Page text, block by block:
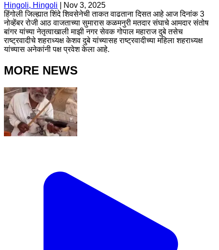
Hingoli, Hingoli
Nov 3, 2025
हिंगोली जिल्ह्यात शिंदे शिवसेनेची ताकत वाढताना दिसत आहे आज दिनांक 3
नोव्हेंबर रोजी आठ वाजताच्या सुमारास कळमनुरी मतदार संघाचे आमदार संतोष
बांगर यांच्या नेतृत्वाखाली माझी नगर सेवक गोपाल महाराज दुबे तसेच
राष्ट्रवादीचे शहराध्यक्ष केशव दुबे यांच्यासह राष्ट्रवादीच्या महिला शहराध्यक्ष
यांच्यास अनेकांनी पक्ष प्रवेश केला आहे.
MORE NEWS